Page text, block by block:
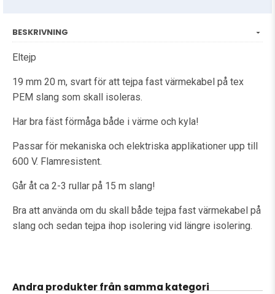
BESKRIVNING
Eltejp
19 mm 20 m, svart för att tejpa fast värmekabel på tex
PEM slang som skall isoleras.
Har bra fäst förmåga både i värme och kyla!
Passar för mekaniska och elektriska applikationer upp till
600 V. Flamresistent.
Går åt ca 2-3 rullar på 15 m slang!
Bra att använda om du skall både tejpa fast värmekabel på
slang och sedan tejpa ihop isolering vid längre isolering.
Andra produkter från samma kategori